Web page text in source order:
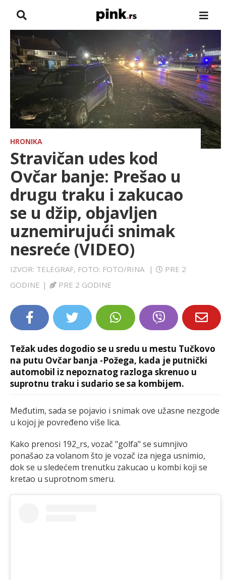
NASLOVNA
VESTI
ZADRUGA
SHOWBIZ
HRONIKA
FARMERI
TV
SPORT
LIFESTYLE
HRONIKA
Stravičan udes kod
Ovčar banje: Prešao u
drugu traku i zakucao
se u džip, objavljen
uznemirujući snimak
nesreće (VIDEO)
IZVOR: TELEGRAF, FOTO: FOTO/RINA |
PRE 2
GODINE | PRE 2 GODINE
Težak udes dogodio se u sredu u mestu Tučkovo
na putu Ovčar banja -Požega, kada je putnički
automobil iz nepoznatog razloga skrenuo u
suprotnu traku i sudario se sa kombijem.
Međutim, sada se pojavio i snimak ove užasne nezgode
u kojoj je povređeno više lica.
Kako prenosi 192_rs, vozač "golfa" se sumnjivo
ponašao za volanom što je vozač iza njega usnimio,
dok se u sledećem trenutku zakucao u kombi koji se
kretao u suprotnom smeru.